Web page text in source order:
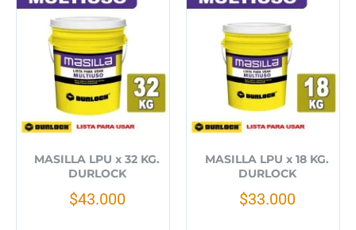
MASILLA LPU x 32 KG.
DURLOCK
$43.000
MASILLA LPU x 18 KG.
DURLOCK
$33.000